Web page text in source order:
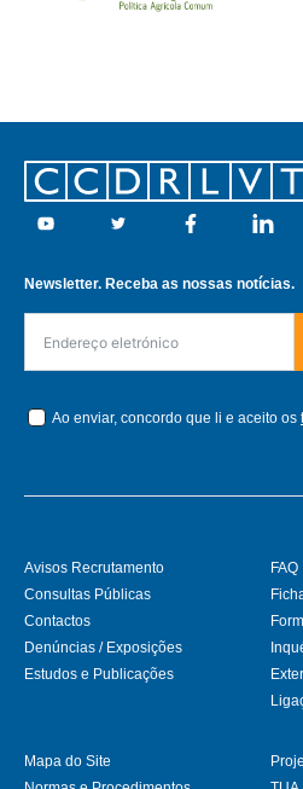
Footer
Youtube Twitter Facebook
Newsletter. Receba as nossas notícias.
Ao enviar, concordo que li e aceito os
Avisos Recrutamento
Consultas Públicas
Contactos
Denúncias / Exposições
Estudos e Publicações
FAQ
Mapa do Site